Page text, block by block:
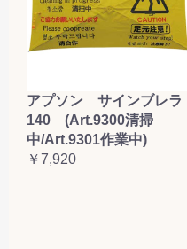
アプソン サインブレラ
140 (Art.9300清掃
中/Art.9301作業中)
￥7,920